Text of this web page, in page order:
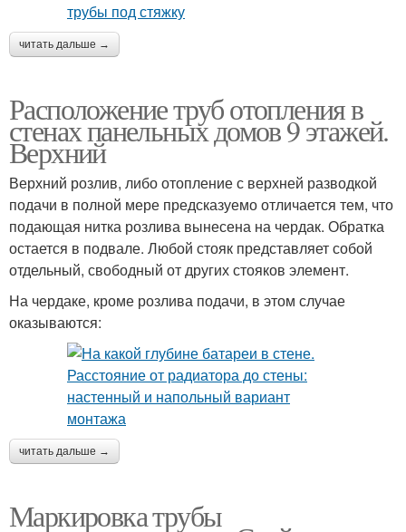
читать дальше →
Расположение труб отопления в
стенах панельных домов 9 этажей.
Верхний
Верхний розлив, либо отопление с верхней разводкой
подачи в полной мере предсказуемо отличается тем, что
подающая нитка розлива вынесена на чердак. Обратка
остается в подвале. Любой стояк представляет собой
отдельный, свободный от других стояков элемент.
На чердаке, кроме розлива подачи, в этом случае
оказываются:
читать дальше →
Маркировка трубы